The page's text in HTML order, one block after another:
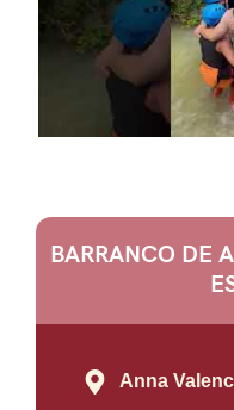
BARRANCO DE
Anna